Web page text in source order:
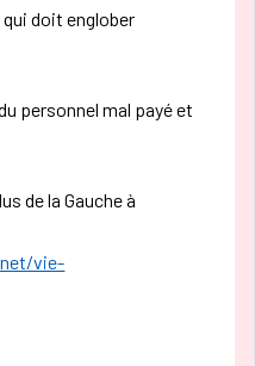
doit englober
personnel mal payé et
de la Gauche à
vie-